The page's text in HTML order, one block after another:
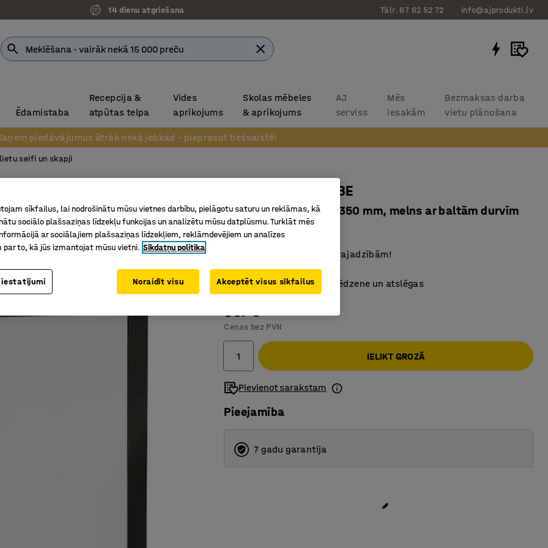
14 dienu atgriešana Tālr. 67 62 52 72 info@ajprodukti.lv
Ēdamistaba
Recepcija &
atpūtas telpa
Vides
aprīkojums
Skolas mēbeles
& aprīkojums
AJ
serviss
Mēs
iesakām
Bezmaksas darba
vietu plānošana
piedāvājumus ātrāk nekā jebkad – pieprasot tiešsaistē!
seifi un skapji
Metāla skapis CUBE
Slēdzams, 270x270x350 mm, melns ar baltām durvīm
Art. nr. 101224
Kombinējami atbilstoši vajadzībām!
Montējami pie sienas
Komplektā cilindriskā slēdzene un atslēgas
68.-€
Cenas bez PVN
IELIKT GROZĀ
Pievienot sarakstam
Pieejamība
7 gadu garantija
sīkfailus, lai nodrošinātu mūsu vietnes darbību, pielāgotu saturu un reklāmas, kā
sociālo plašsaziņas līdzekļu funkcijas un analizētu mūsu datplūsmu. Turklāt mēs
ar sociālajiem plašsaziņas līdzekļiem, reklāmdevējiem un analīzes
par to, kā jūs izmantojat mūsu vietni. Sīkdatņu politika
Noraidīt visu Akceptēt visus sīkfailus